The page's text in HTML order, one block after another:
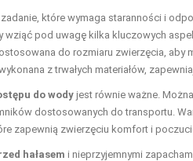
które wymaga staranności i
pod uwagę kilka kluczowych
do rozmiaru zwierzęcia, aby
z trwałych materiałów,
do wody jest równie ważne.
dostosowanych do transportu.
zapewnią zwierzęciu komfort i
hałasem i nieprzyjemnymi